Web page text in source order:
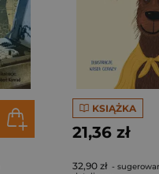
KSIĄŻKA
21,36 zł
32,90 zł -